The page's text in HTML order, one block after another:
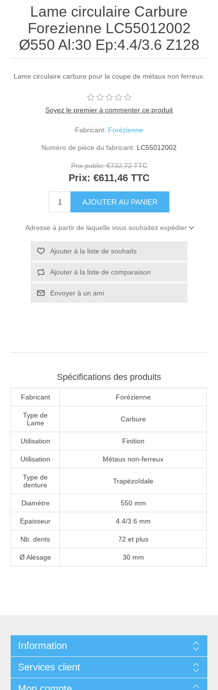
Lame circulaire Carbure
Forezienne LC55012002
Ø550 Al:30 Ep:4.4/3.6 Z128
Lame circulaire carbure pour la coupe de métaux non ferreux.
Soyez le premier à commenter ce produit
Fabricant: Forézienne
Numéro de pièce du fabricant: LC55012002
Prix public: €732,72 TTC
Prix: €611,46 TTC
Adresse à partir de laquelle vous souhaitez expédier
Spécifications des produits
Fabricant Forézienne
Type de
Lame
Carbure
Utilisation Finition
Utilisation Métaux non-ferreux
Type de
denture
Trapézoîdale
Diamètre 550 mm
Epaisseur 4.4/3.6 mm
Nb. dents 72 et plus
Ø Alésage 30 mm
Information
Services client